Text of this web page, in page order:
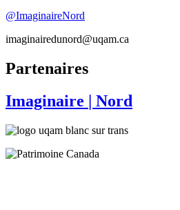
@ImaginaireNord
imaginairedunord@uqam.ca
Partenaires
Imaginaire | Nord